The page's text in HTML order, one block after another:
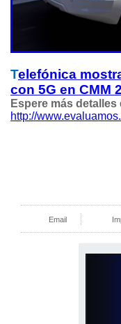
Telefónica
con 5G en CMM
Espere más
http://
Email